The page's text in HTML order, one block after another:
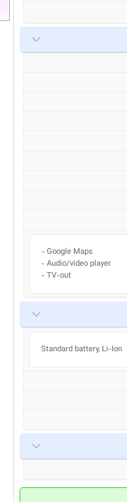
- Google Maps
- Audio/video player
- TV-out
Standard battery, Li-Ion